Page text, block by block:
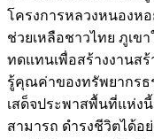
โครงการหลวงหนองห
ช่วยเหลือชาวไทย ภูเข
ทดแทนเพื่อสร้างงานส
รู้คุณค่าของทรัพยากรธ
เสด็จประพาสพื้นที่แห่ง
สามารถ ดำรงชีวิตได้อ